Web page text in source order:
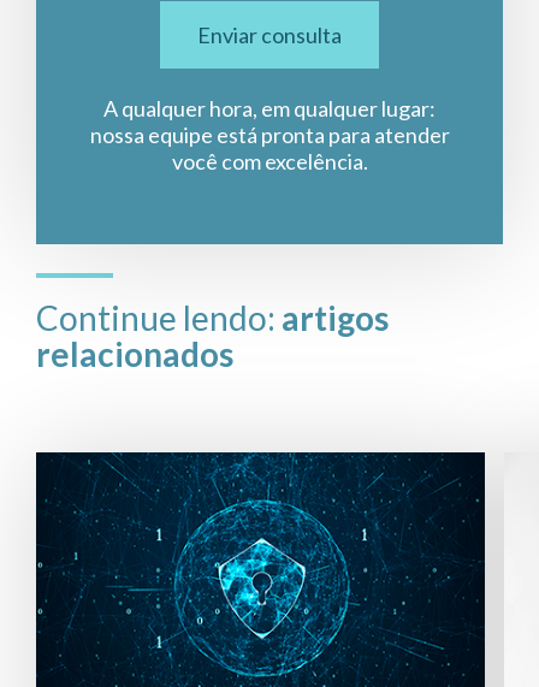
Enviar consulta
A qualquer hora, em qualquer lugar:
nossa equipe está pronta para atender
você com excelência.
Continue lendo: artigos
relacionados